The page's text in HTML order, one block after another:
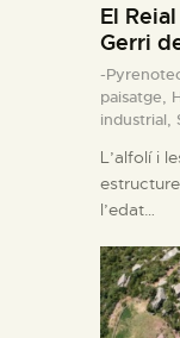
El
Gerri
-
paisatge,
industrial,
L’alfolí i
l’edat…